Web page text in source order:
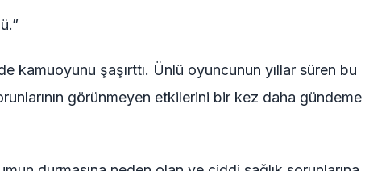
kamuoyunu şaşırttı. Ünlü oyuncunun yıllar süren bu
görünmeyen etkilerini bir kez daha gündeme